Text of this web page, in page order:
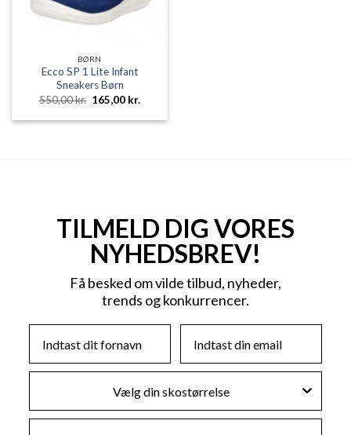
BØRN
Ecco SP 1 Lite Infant
Sneakers Børn
550,00kr. Den
oprindelige
pris
165,00 kr.
pris
TILMELD DIG VORES
NYHEDSBREV!
Få besked om vilde tilbud, nyheder,
trends og konkurrencer.